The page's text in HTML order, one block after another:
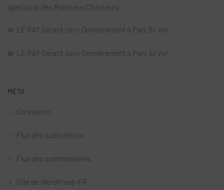
spectacle des Moineaux Chanteurs
LE RAY Gérard dans Dernièrement à Parc Er Vor
LE RAY Gérard dans Dernièrement à Parc Er Vor
MÉTA
Connexion
Flux des publications
Flux des commentaires
Site de WordPress-FR